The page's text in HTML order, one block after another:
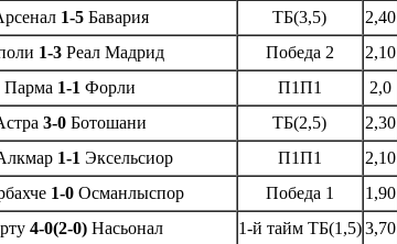
1-5Бавария ТБ(3,5)
2,40
1-3 Реал Мадрид Победа 2
2,10
Парма 1-1 Форли П1П1
2,0
3-0 Ботошани ТБ(2,5)
2,30
1-1 Эксельсиор П1П1
2,10
1-0Османлыспор Победа 1
1,90
4-0(2-0)Насьонал 1-й тайм ТБ(1,5) 3,70